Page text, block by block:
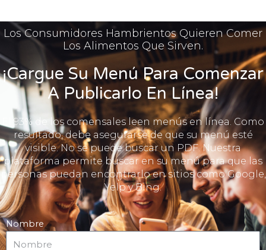
Los Consumidores Hambrientos Quieren Comer
Los Alimentos Que Sirven.
¡Cargue Su Menú Para Comenzar
A Publicarlo En Línea!
El 93% de los comensales leen menús en línea. Como
resultado, debe asegurarse de que su menú esté
visible. No se puede buscar un PDF. Nuestra
plataforma permite buscar en su menú para que las
personas puedan encontrarlo en sitios como Google,
Yelp y Bing.
Nombre